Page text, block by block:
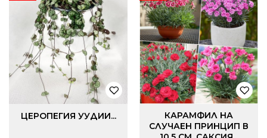
ЦЕРОПЕГИЯ УУДИИ...
КАРАМФИЛ НА
СЛУЧАЕН ПРИНЦИП В